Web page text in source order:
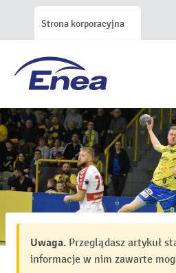
Strona korporacyjna
Uwaga. Przeglądasz artykuł
informacje w nim zawarte